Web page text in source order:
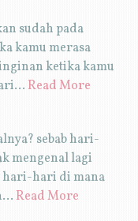
sudah pada
kamu merasa
ketika kamu
Read More
sebab hari-
mengenal lagi
hari-hari di mana
Read More